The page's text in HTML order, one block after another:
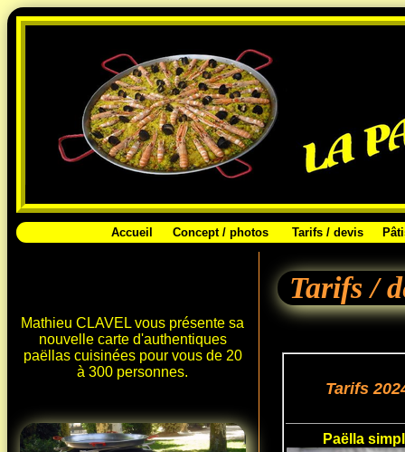
Accueil Concept / photos Tarifs / devis
Mathieu CLAVEL vous présente sa
nouvelle carte d'authentiques
paëllas cuisinées pour vous de 20
à 300 personnes.
Tarifs /
Tarifs
Paëlla